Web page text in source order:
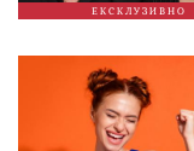
ЕКСКЛУЗИВНО